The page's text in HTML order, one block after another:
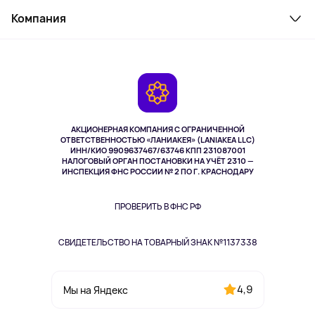
АКЦИОНЕРНАЯ КОМПАНИЯ С ОГРАНИЧЕННОЙ
ОТВЕТСТВЕННОСТЬЮ «ЛАНИАКЕЯ» (LANIAKEA LLC)
ИНН/КИО 9909637467/63746 КПП 231087001
НАЛОГОВЫЙ ОРГАН ПОСТАНОВКИ НА УЧЁТ 2310 —
ИНСПЕКЦИЯ ФНС РОССИИ № 2 ПО Г. КРАСНОДАРУ
ПРОВЕРИТЬ В ФНС РФ
СВИДЕТЕЛЬСТВО НА ТОВАРНЫЙ ЗНАК №1137338
Мы на Яндекс 4,9
Косметика и уход
Здоровье питомцев
Одежда и аксессуары
Как заказать
Компания